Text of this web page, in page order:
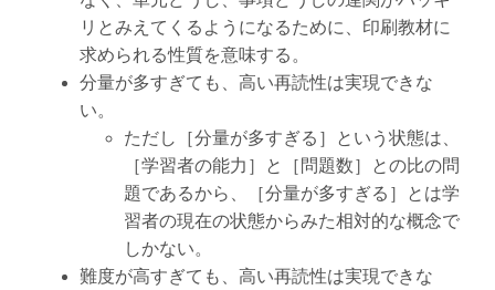
リとみえてくるようになるために、印刷教材に
求められる性質を意味する。
分量が多すぎても、高い再読性は実現できな
い。
ただし［分量が多すぎる］という状態は、
［学習者の能力］と［問題数］との比の問
題であるから、［分量が多すぎる］とは学
習者の現在の状態からみた相対的な概念で
しかない。
難度が高すぎても、高い再読性は実現できな